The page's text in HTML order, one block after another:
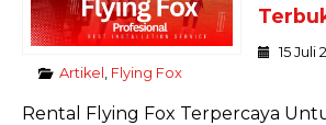
15 Juli
Artikel
Flying Fox
Rental Flying Fox Terpercaya